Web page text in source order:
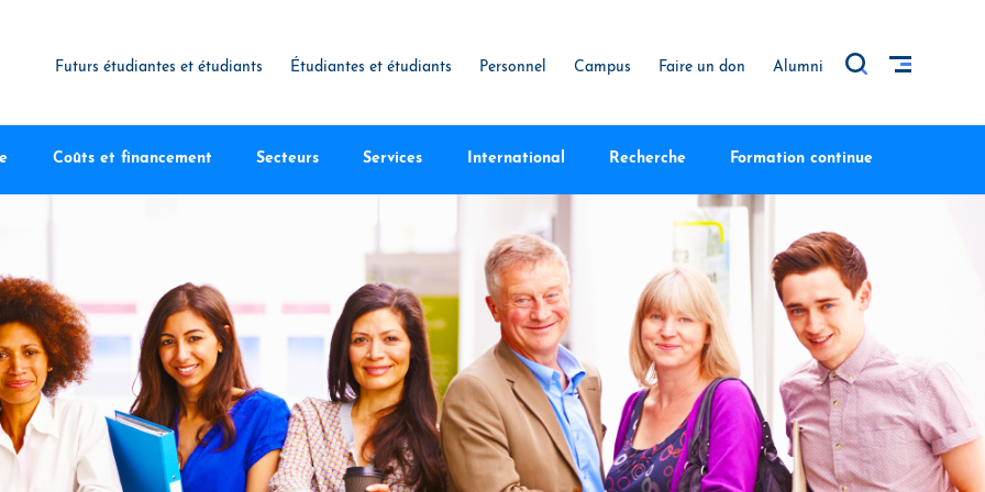
Futurs étudiantes et étudiants Étudiantes et étudiants Personnel Campus Faire un don Alumni
Coûts et financement Secteurs Services International Recherche Formation continue